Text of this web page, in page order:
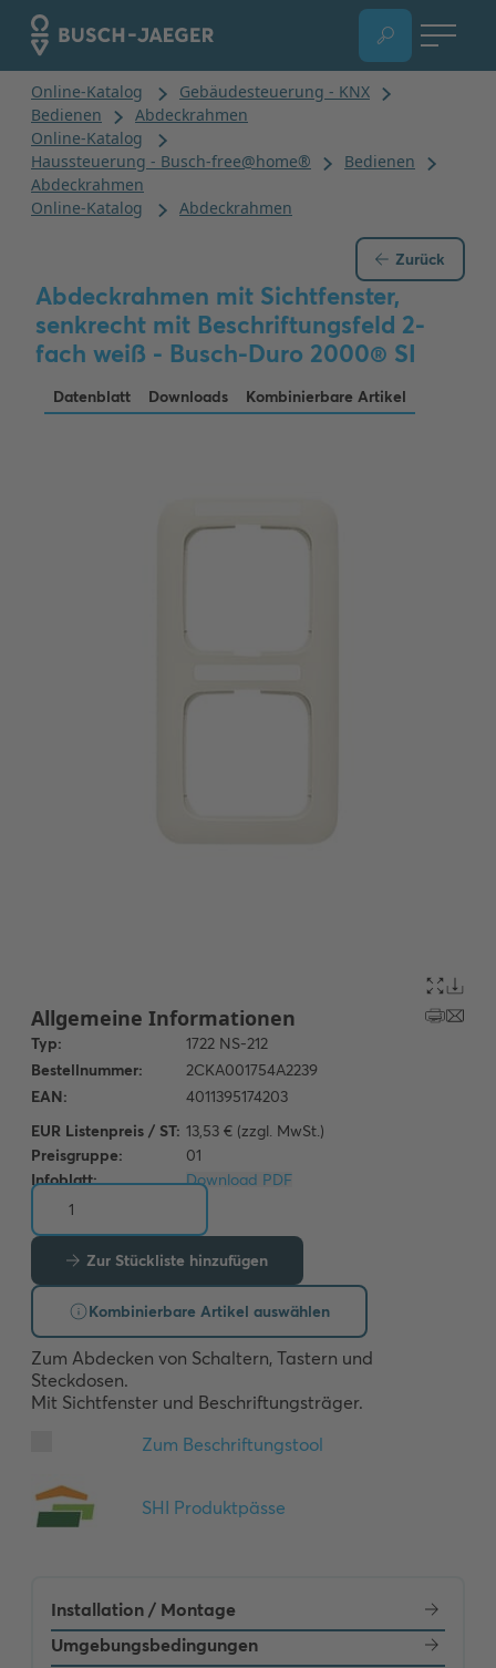
Zurück
Abdeckrahmen mit Sichtfenster,
senkrecht mit Beschriftungsfeld 2-
fach weiß - Busch-Duro 2000® SI
Datenblatt Downloads Kombinierbare Artikel
EUR Listenpreis / ST: 13,53 € (zzgl. MwSt.)
Preisgruppe:
01
Infoblatt:
Download PDF
Zur Stückliste hinzufügen
Kombinierbare Artikel auswählen
Zum Abdecken von Schaltern, Tastern und
Steckdosen.
Mit Sichtfenster und Beschriftungsträger.
Installation / Montage
Umgebungsbedingungen